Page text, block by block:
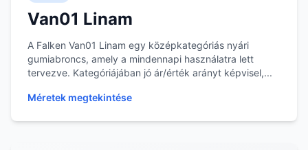
Van01 Linam
A Falken Van01 Linam egy középkategóriás nyári
gumiabroncs, amely a mindennapi használatra lett
tervezve. Kategóriájában jó ár/érték arányt képvisel,...
Méretek megtekintése